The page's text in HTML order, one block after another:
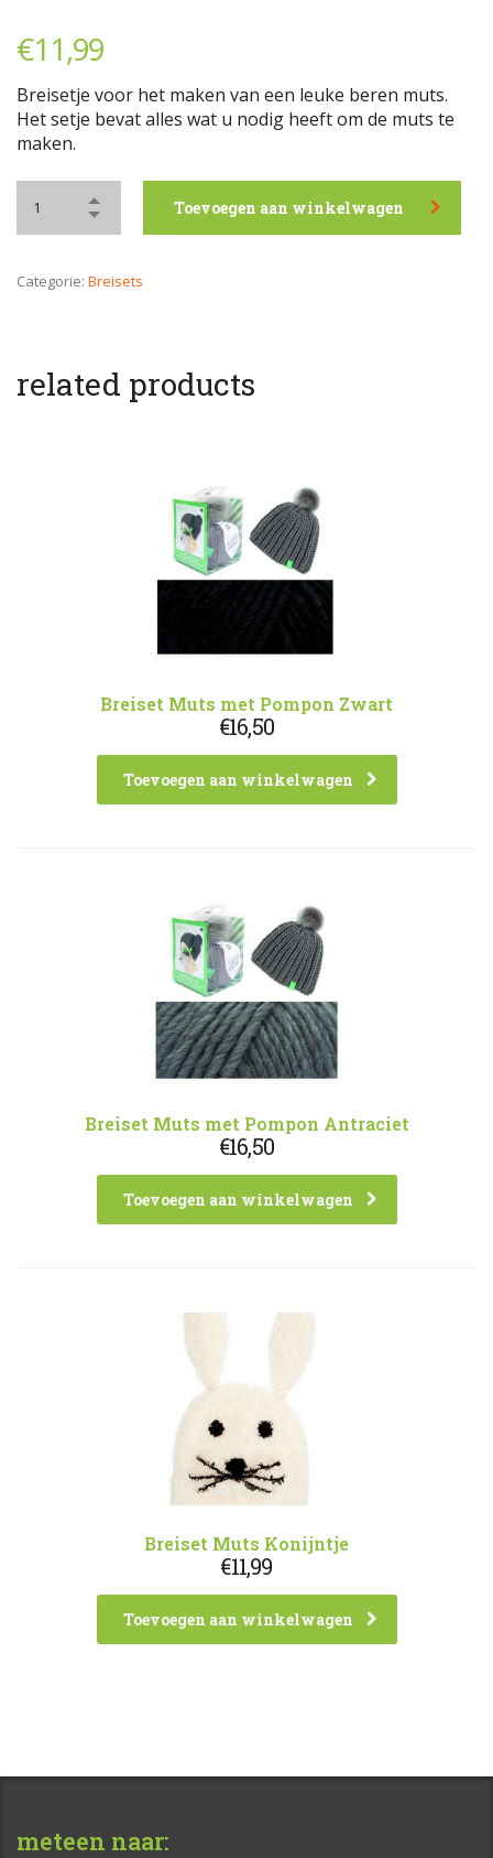
€11,99
Breisetje voor het maken van een leuke beren muts.
Het setje bevat alles wat u nodig heeft om de muts te
maken.
Toevoegen aan winkelwagen
Categorie: Breisets
related products
Breiset Muts met Pompon Zwart
€16,50
Toevoegen aan winkelwagen
Breiset Muts met Pompon Antraciet
€16,50
Toevoegen aan winkelwagen
Breiset Muts Konijntje
€11,99
Toevoegen aan winkelwagen
meteen naar: